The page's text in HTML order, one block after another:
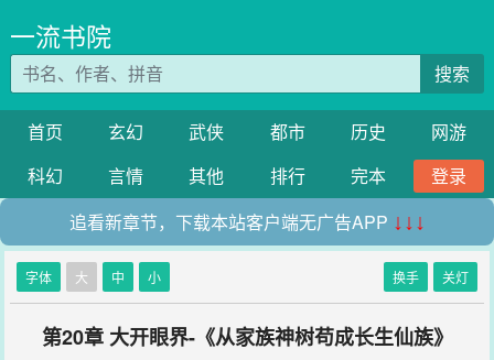
一流书院
搜索
首页 玄幻 武侠 都市 历史
网游
科幻
言情 其他 排行 完本
登录
追看新章节，下载本站客户端无广告APP ↓↓↓
字体 大 中 小 换手 关灯
第20章 大开眼界-《从家族神树苟成长生仙族》